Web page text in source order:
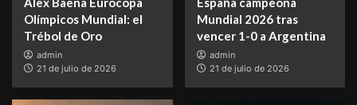
Olímpicos Mundial: el
Trébol de Oro
admin
21 de julio de 2026
Mundial 2026 tras
vencer 1-0 a Argentina
admin
21 de julio de 2026